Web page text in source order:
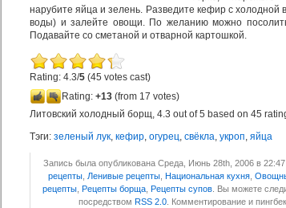
нарубите яйца и зелень. Разведите кефир с холодной
воды) и залейте овощи. По желанию можно
Подавайте со сметаной и отварной картошкой.
Rating: 4.3/5 (45 votes cast)
Rating: +13 (from 17 votes)
Литовский холодный борщ, 4.3 out of5 based on 45
Тэги: зеленый лук, кефир, огурец, свёкла, укроп, яйца
Запись была опубликована Среда, Июнь 28th, 2006 в 22:47
рецепты Ленивые рецепты Национальная кухня
рецепты Рецепты борща Рецепты супов . Вы можете
посредством RSS 2.0. Комментирование и